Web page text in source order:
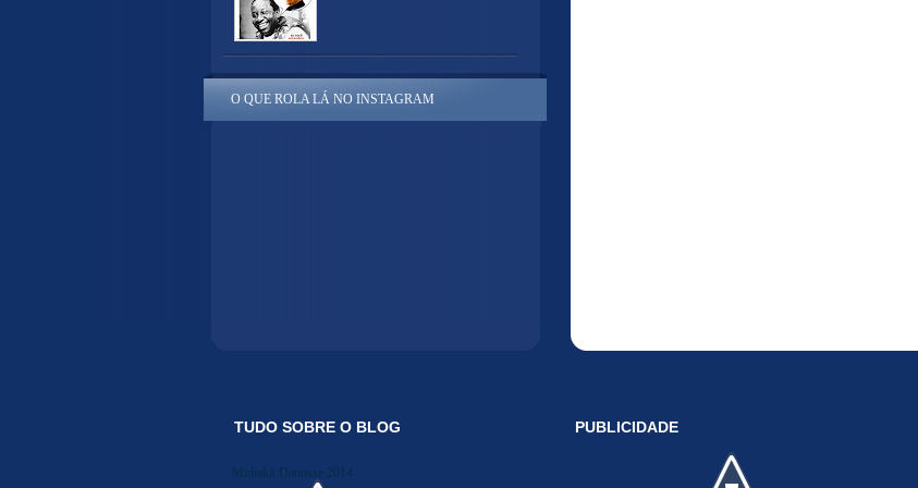
O QUE ROLA LÁ NO INSTAGRAM
TUDO SOBRE O BLOG
Midiakit Danosse 2014
PUBLICIDADE